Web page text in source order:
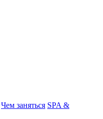
Чем заняться SPA &